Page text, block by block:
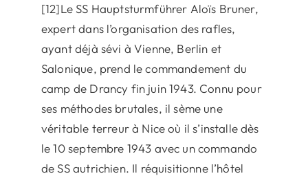
[12]Le SS Hauptsturmführer Aloïs Bruner,
expert dans l’organisation des rafles,
ayant déjà sévi à Vienne, Berlin et
Salonique, prend le commandement du
camp de Drancy fin juin 1943. Connu pour
ses méthodes brutales, il sème une
véritable terreur à Nice où il s’installe dès
le 10 septembre 1943 avec un commando
de SS autrichien. Il réquisitionne l’hôtel